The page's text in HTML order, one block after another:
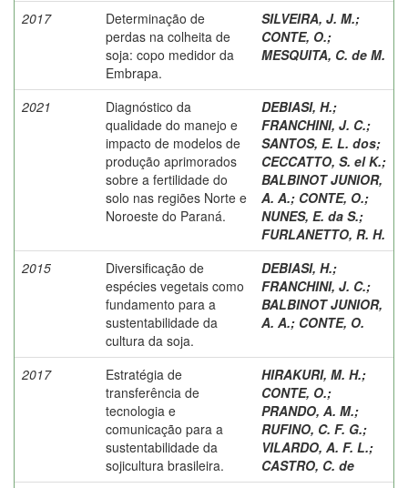
2017
Determinação de
perdas na colheita de
soja: copo medidor da
Embrapa.
SILVEIRA, J. M.;
CONTE, O.;
MESQUITA, C. de M.
2021
Diagnóstico da
qualidade do manejo e
impacto de modelos de
produção aprimorados
sobre a fertilidade do
solo nas regiões Norte e
Noroeste do Paraná.
DEBIASI, H.;
FRANCHINI, J. C.;
SANTOS, E. L. dos;
CECCATTO, S. el K.;
BALBINOT JUNIOR,
A. A.; CONTE, O.;
NUNES, E. da S.;
FURLANETTO, R. H.
2015
Diversificação de
espécies vegetais como
fundamento para a
sustentabilidade da
cultura da soja.
DEBIASI, H.;
FRANCHINI, J. C.;
BALBINOT JUNIOR,
A. A.; CONTE, O.
2017
Estratégia de
transferência de
tecnologia e
comunicação para a
sustentabilidade da
sojicultura brasileira.
HIRAKURI, M. H.;
CONTE, O.;
PRANDO, A. M.;
RUFINO, C. F. G.;
VILARDO, A. F. L.;
CASTRO, C. de